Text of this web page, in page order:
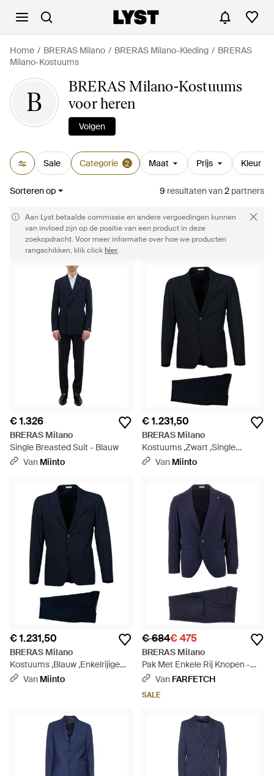
Home BRERAS Milano BRERAS Milano-Kleding
BRERAS
Milano-Kostuums
B
BRERAS Milano-Kostuums
voor heren
Volgen
Sale Categorie 2 Maat Prijs Kleur
Sorteren op 9 resultatenvan2 partners
Aan Lyst betaalde commissie en andere vergoedingen kunnen
van invloed zijn op de positie van een product in deze
zoekopdracht. Voor meer informatie over hoe we producten
rangschikken, klik clickhier.
€ 1.326
BRERAS Milano
Single Breasted Suit - Blauw
Van Miinto
€ 1.231,50
BRERAS Milano
Kostuums ,Zwart ,Single
Breasted Suit - Zwart
Van Miinto
€ 1.231,50
BRERAS Milano
Kostuums ,Blauw ,Enkelrijige
Kostuums - Blauw
Van Miinto
€ 684€ 475
BRERAS Milano
Pak Met Enkele Rij Knopen -
Blauw
Van FARFETCH
SALE